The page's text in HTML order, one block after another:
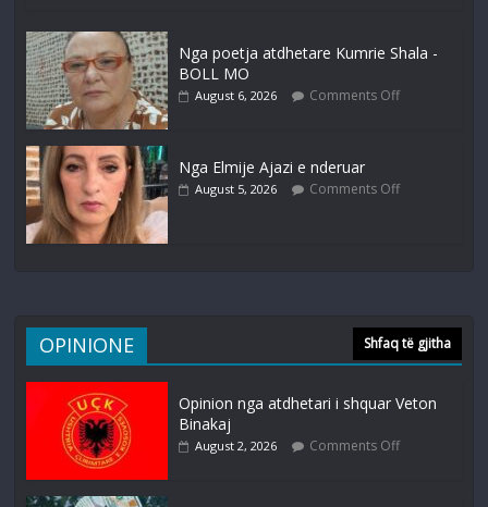
Nga poetja atdhetare Kumrie Shala -
BOLL MO
August 6, 2026 Comments Off
Nga Elmije Ajazi e nderuar
August 5, 2026 Comments Off
OPINIONE Shfaq të gjitha
Opinion nga atdhetari i shquar Veton
Binakaj
August 2, 2026 Comments Off